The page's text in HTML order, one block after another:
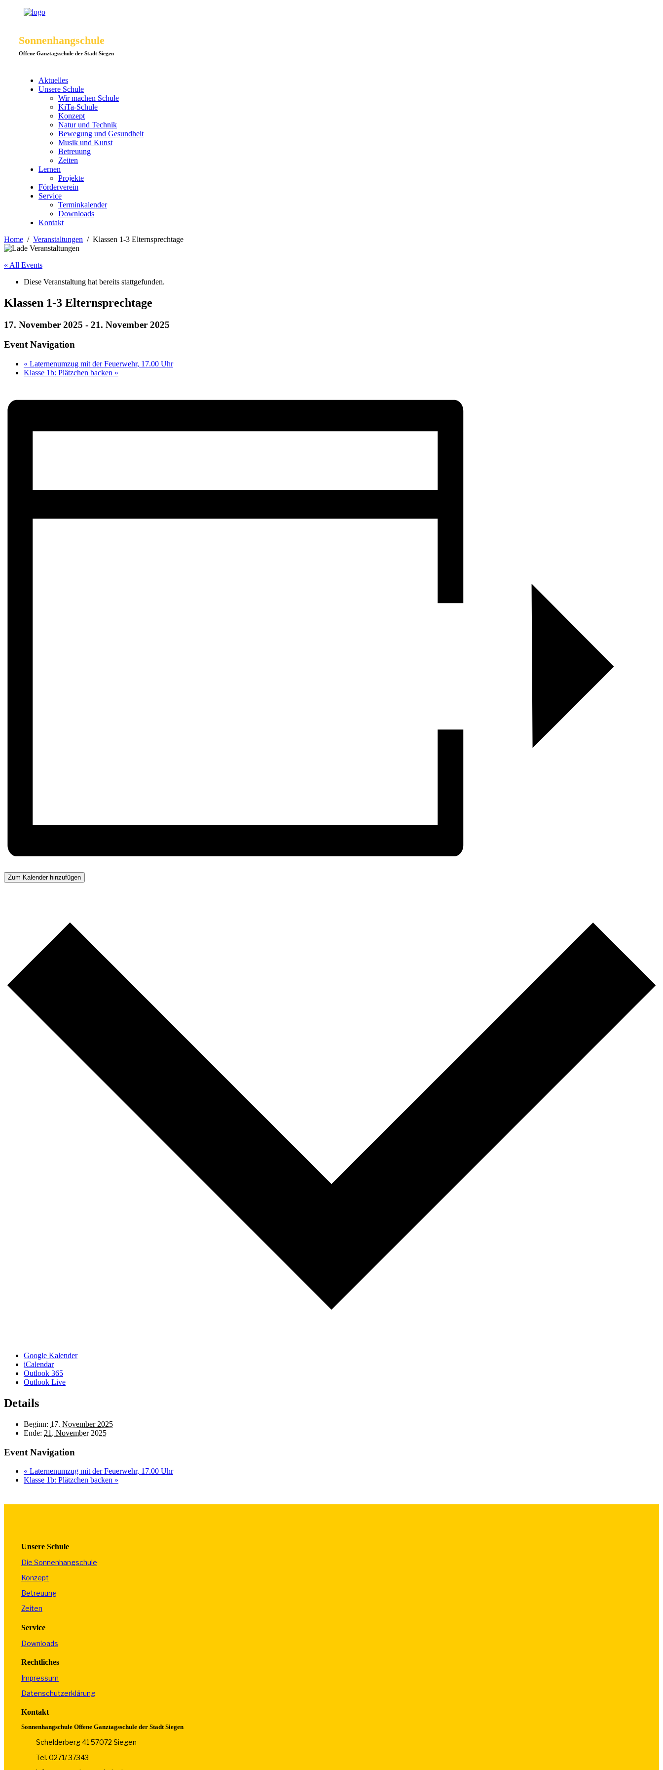
Sonnenhangschule
Offene Ganztagsschule der Stadt Siegen
Aktuelles
Unsere Schule
Wir machen Schule
KiTa-Schule
Konzept
Natur und Technik
Bewegung und Gesundheit
Musik und Kunst
Betreuung
Zeiten
Lernen
Projekte
Förderverein
Service
Terminkalender
Downloads
Kontakt
Home
Veranstaltungen Klassen 1-3 Elternsprechtage
« All Events
Diese Veranstaltung hat bereits stattgefunden.
Klassen 1-3 Elternsprechtage
17. November 2025 - 21. November 2025
Event Navigation
« Laternenumzug mit der Feuerwehr, 17.00 Uhr
Klasse 1b: Plätzchen backen »
Zum Kalender hinzufügen
Google Kalender
iCalendar
Outlook 365
Outlook Live
Details
Beginn: 17. November 2025
Ende: 21. November 2025
Event Navigation
« Laternenumzug mit der Feuerwehr, 17.00 Uhr
Klasse 1b: Plätzchen backen »
Unsere Schule
Die Sonnenhangschule
Konzept
Betreuung
Zeiten
Service
Downloads
Rechtliches
Impressum
Datenschutzerklärung
Kontakt
Sonnenhangschule Offene Ganztagsschule der Stadt Siegen
Schelderberg 41 57072 Siegen
Tel. 0271/ 37343